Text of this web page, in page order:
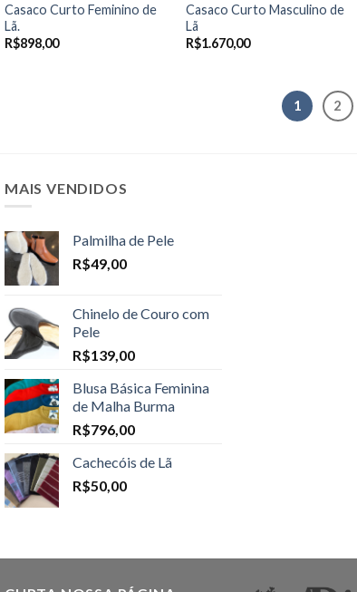
Casaco Curto Feminino de
Lã.
R$898,00
Casaco Curto Masculino de
Lã
R$1.670,00
1 2
MAIS VENDIDOS
Palmilha de Pele
R$49,00
Chinelo de Couro com
Pele
R$139,00
Blusa Básica Feminina
de Malha Burma
R$796,00
Cachecóis de Lã
R$50,00